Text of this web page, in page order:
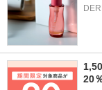
20